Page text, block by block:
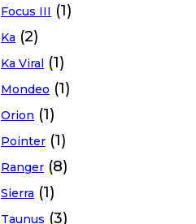
Focus III (1)
Ka (2)
Ka Viral (1)
Mondeo (1)
Orion (1)
Pointer (1)
Ranger (8)
Sierra (1)
Taunus (3)